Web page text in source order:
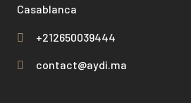
Casablanca
+212650039444
contact@aydi.ma